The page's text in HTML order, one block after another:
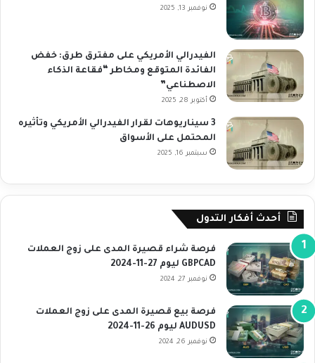
نوفمبر 13, 2025
الفيدرالي الأمريكي على مفترق طرق: خفض
الفائدة المتوقع ومخاطر “فقاعة الذكاء
الاصطناعي”
أكتوبر 28, 2025
3 سيناريوهات لقرار الفيدرالي الأمريكي وتأثيره
المحتمل على الأسواق
سبتمبر 16, 2025
أحدث أفكار التدول
فرصة شراء قصيرة المدى على زوج العملات
GBPCAD ليوم 27-11-2024
نوفمبر 27, 2024
فرصة بيع قصيرة المدى على زوج العملات
AUDUSD ليوم 26-11-2024
نوفمبر 26, 2024